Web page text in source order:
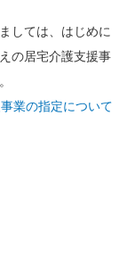
しては、はじめに
の居宅介護支援事
業の指定について